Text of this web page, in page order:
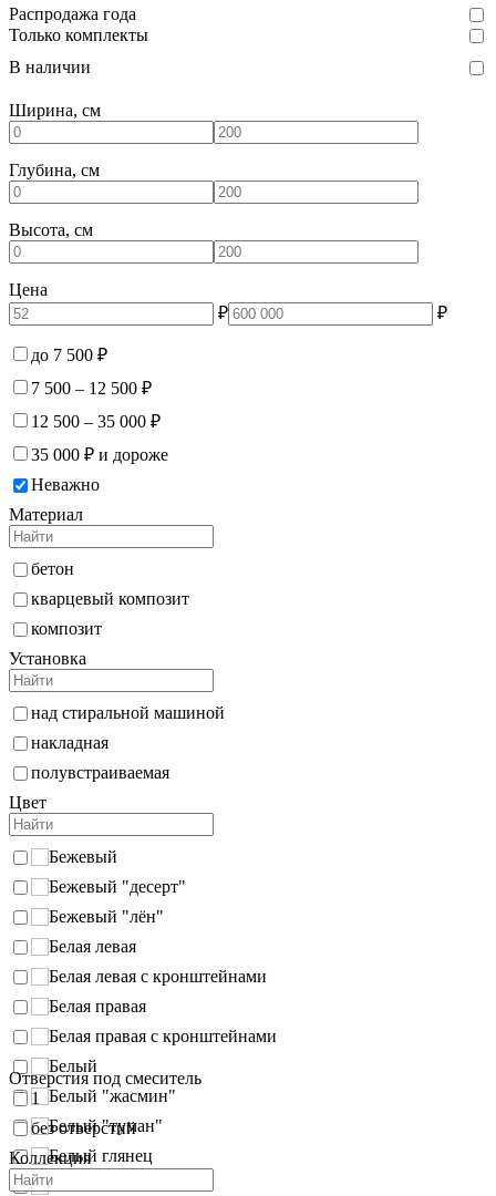
Распродажа года
Только комплекты
В наличии
Ширина, см
Глубина, см
Высота, см
Цена
₽
₽
до 7 500 ₽
7 500 – 12 500 ₽
12 500 – 35 000 ₽
35 000 ₽ и дороже
Неважно
Материал
бетон
кварцевый композит
композит
Установка
над стиральной машиной
накладная
полувстраиваемая
Цвет
Бежевый
Бежевый "десерт"
Бежевый "лён"
Белая левая
Белая левая с кронштейнами
Белая правая
Белая правая с кронштейнами
Белый
Белый "жасмин"
Белый "туман"
Белый глянец
Белый левый
Отверстия под смеситель
1
без отверстий
Коллекция